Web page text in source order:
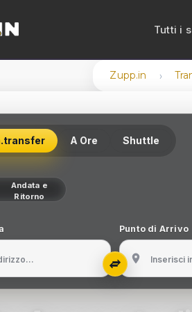
Tutti i
Zupp.in ›
A Ore Shuttle
Andata e
Ritorno
Punto di Arrivo